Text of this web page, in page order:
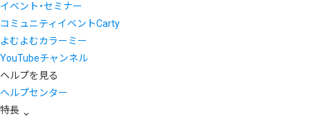
イベント・セミナー
コミュニティイベントCarty
よむよむカラーミー
YouTubeチャンネル
ヘルプを見る
ヘルプセンター
特長